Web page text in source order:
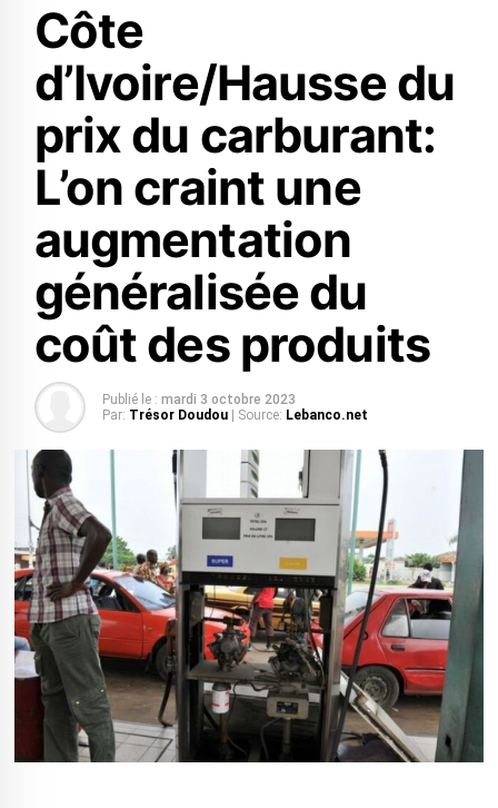
Côte
d’Ivoire/Hausse du
prix du carburant:
L’on craint une
augmentation
généralisée du
coût des produits
Publié le : mardi 3 octobre 2023
Par: Trésor Doudou | Source: Lebanco.net